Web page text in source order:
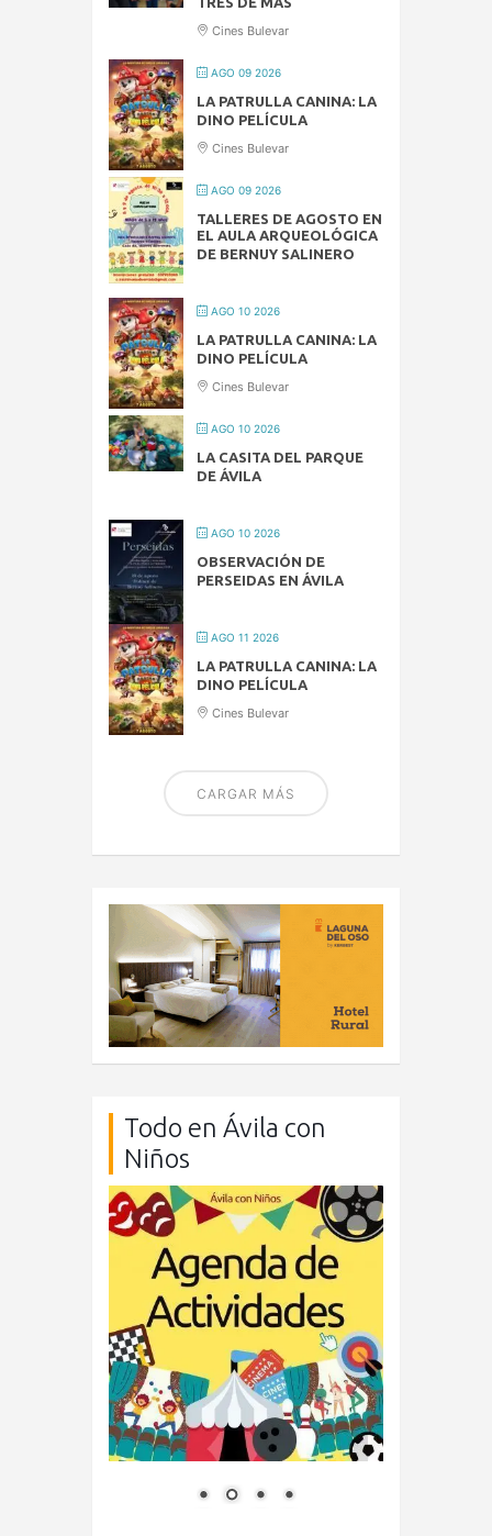
Cines Bulevar
AGO 09 2026
LA PATRULLA CANINA: LA
DINO PELÍCULA
Cines Bulevar
AGO 09 2026
TALLERES DE AGOSTO EN
EL AULA ARQUEOLÓGICA
DE BERNUY SALINERO
AGO 10 2026
LA PATRULLA CANINA: LA
DINO PELÍCULA
Cines Bulevar
AGO 10 2026
LA CASITA DEL PARQUE
DE ÁVILA
AGO 10 2026
OBSERVACIÓN DE
PERSEIDAS EN ÁVILA
AGO 11 2026
LA PATRULLA CANINA: LA
DINO PELÍCULA
Cines Bulevar
CARGAR MÁS
Todo en Ávila con
Niños